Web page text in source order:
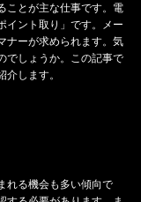
ことが主な仕事です。電
イント取り」です。メー
ナーが求められます。気
でしょうか。この記事で
します。
れる機会も多い傾向で